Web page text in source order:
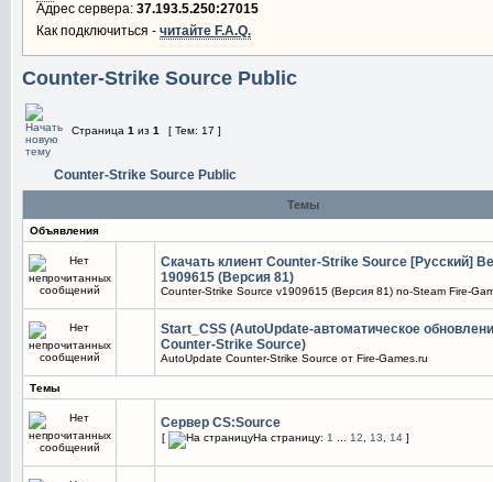
Адрес сервера: 37.193.5.250:27015
Как подключиться - читайте F.A.Q.
Counter-Strike Source Public
Страница 1 из 1 [ Тем: 17 ]
Counter-Strike Source Public
Темы
Объявления
Скачать клиент Counter-Strike Source [Русский]
1909615 (Версия 81)
Counter-Strike Source v1909615 (Версия 81) no-Steam Fire-
Start_CSS (AutoUpdate-автоматическое
Counter-Strike Source)
AutoUpdate Counter-Strike Source от Fire-Games.ru
Темы
Сервер CS:Source
[ На страницу: 1 12 13 14 ]